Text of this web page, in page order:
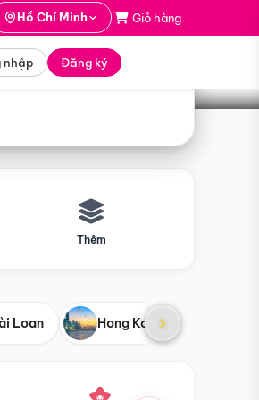
Hồ Chí Minh Giỏ hàng
nhập Đăng ký
Tìm tour
Thêm
Loan Hong Kong